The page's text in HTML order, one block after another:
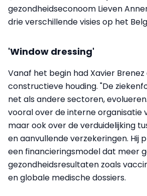
gezondheidseconoom Lieven
drie verschillende visies op het
'Window dressing'
Vanaf het begin had Xavier Brenez
constructieve houding. "De
net als andere sectoren,
vooral over de interne organisatie
maar ook over de verduidelijking
en aanvullende verzekeringen. Hij
een financieringsmodel dat meer
gezondheidsresultaten zoals
en globale medische dossiers.